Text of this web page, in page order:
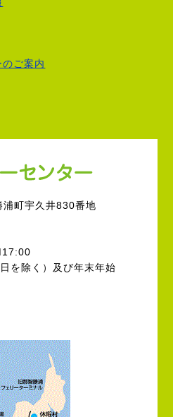
ご案内
浦町宇久井830番地
を除く）及び年末年始